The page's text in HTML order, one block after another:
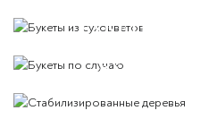
БУКЕТЫ ИЗ
БУКЕТЫ ПО